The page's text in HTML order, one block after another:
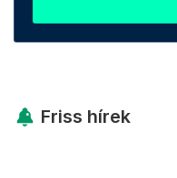
Friss hírek